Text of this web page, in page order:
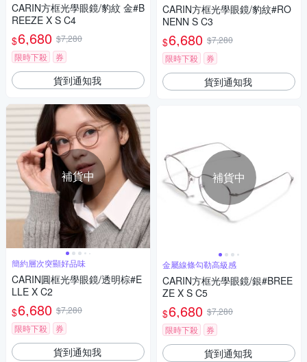
CARIN方框光學眼鏡/豹紋 金#B
REEZE X S C4
$6,680 $7,280
限時下殺
券
貨到通知我
補貨中
簡約層次突顯好品味
CARIN圓框光學眼鏡/透明棕#E
LLE X C2
$6,680 $7,280
限時下殺
券
貨到通知我
CARIN方框光學眼鏡/豹紋#RO
NENN S C3
$6,680 $7,280
限時下殺
券
貨到通知我
補貨中
金屬線條勾勒高級感
CARIN方框光學眼鏡/銀#BREE
ZE X S C5
$6,680 $7,280
限時下殺
券
貨到通知我